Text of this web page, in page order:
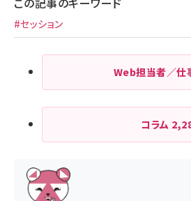
#セッション
Web担当者／仕
コラム